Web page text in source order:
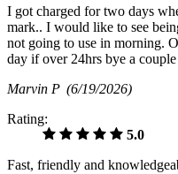
I got charged for two days
mark.. I would like to see
not going to use in morning.
day if over 24hrs bye a
Marvin P (6/19/2026)
Rating:
5.0
Fast, friendly and